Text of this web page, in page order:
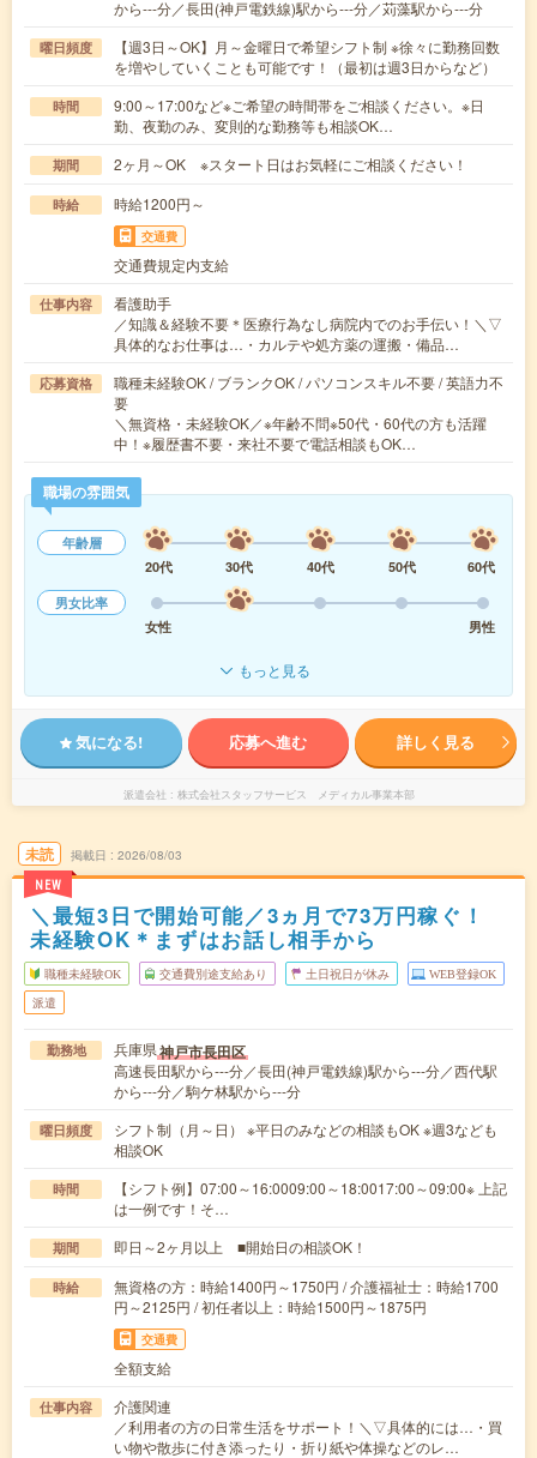
から---分／長田(神戸電鉄線)駅から---分／苅藻駅から---分
曜日頻度
【週3日～OK】月～金曜日で希望シフト制 ※徐々に勤務回数
を増やしていくことも可能です！（最初は週3日からなど）
時間
9:00～17:00など※ご希望の時間帯をご相談ください。※日
勤、夜勤のみ、変則的な勤務等も相談OK…
期間 2ヶ月～OK ※スタート日はお気軽にご相談ください！
時給 時給1200円～
交通費
交通費規定内支給
仕事内容
看護助手
／知識＆経験不要＊医療行為なし病院内でのお手伝い！＼▽
具体的なお仕事は…・カルテや処方薬の運搬・備品…
応募資格
職種未経験OK / ブランクOK / パソコンスキル不要 / 英語力不
要
＼無資格・未経験OK／※年齢不問※50代・60代の方も活躍
中！※履歴書不要・来社不要で電話相談もOK…
職場の雰囲気
年齢層
20代
30代 40代 50代
60代
男女比率
女性
男性
もっと見る
気になる! 応募へ進む 詳しく見る
派遣会社 株式会社スタッフサービス メディカル事業本部
未読
NEW
掲載日 2026/08/03
＼最短3日で開始可能／3ヵ月で73万円稼ぐ！
未経験OK＊まずはお話し相手から
職種未経験OK 交通費別途支給あり 土日祝日が休み WEB登録OK
派遣
勤務地 兵庫県神戸市長田区
高速長田駅から---分／長田(神戸電鉄線)駅から---分／西代駅
から---分／駒ケ林駅から---分
曜日頻度
シフト制（月～日） ※平日のみなどの相談もOK ※週3なども
相談OK
時間
【シフト例】07:00～16:0009:00～18:0017:00～09:00※ 上記
は一例です！そ…
期間 即日～2ヶ月以上 ■開始日の相談OK！
時給
無資格の方：時給1400円～1750円 / 介護福祉士：時給1700
円～2125円 / 初任者以上：時給1500円～1875円
交通費
全額支給
仕事内容
介護関連
／利用者の方の日常生活をサポート！＼▽具体的には…・買
い物や散歩に付き添ったり・折り紙や体操などのレ…